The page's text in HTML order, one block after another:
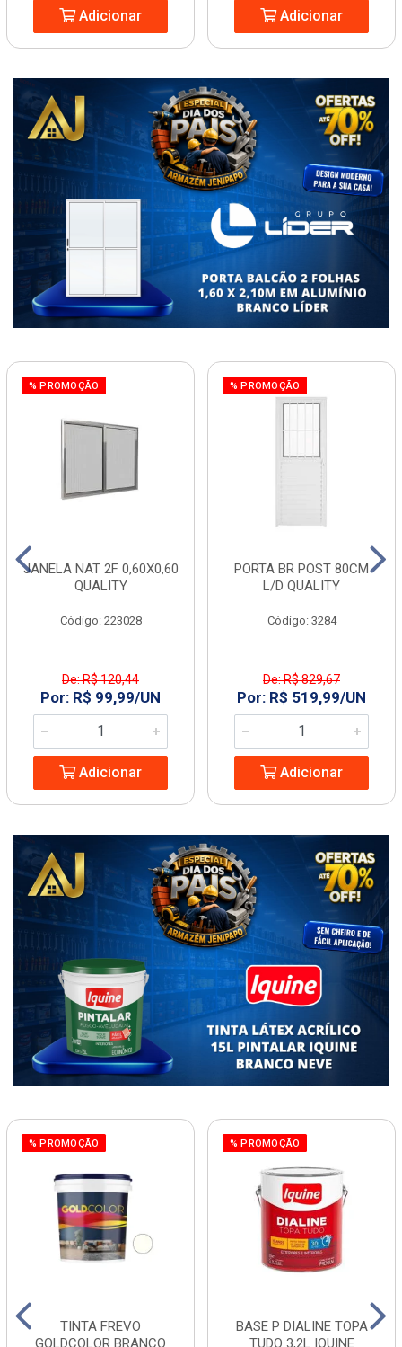
Adicionar Adicionar
% PROMOÇÃO
JANELA NAT 2F 0,60X0,60
QUALITY
Código: 223028
De: R$ 120,44
Por: R$ 99,99/UN
Adicionar
% PROMOÇÃO
PORTA BR POST 80CM
L/D QUALITY
Código: 3284
De: R$ 829,67
Por: R$ 519,99/UN
Adicionar
% PROMOÇÃO
TINTA FREVO
GOLDCOLOR BRANCO
% PROMOÇÃO
BASE P DIALINE TOPA
TUDO 3,2L IQUINE